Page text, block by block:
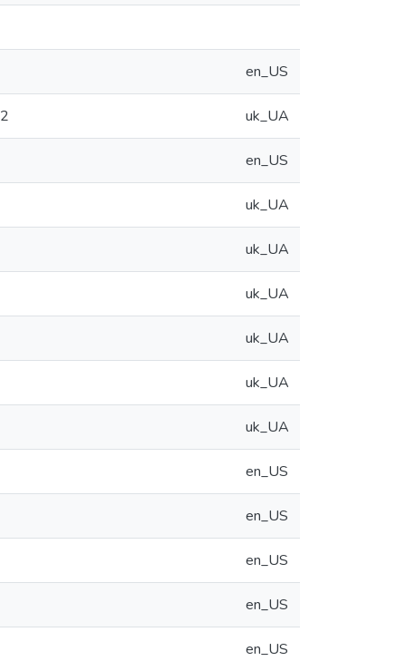
en_US
uk_UA
en_US
uk_UA
uk_UA
uk_UA
uk_UA
uk_UA
uk_UA
en_US
en_US
en_US
en_US
en_US